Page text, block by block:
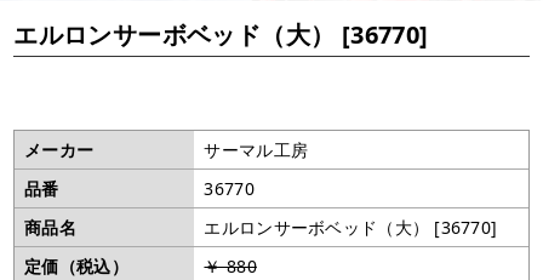
エルロンサーボベッド（大） [36770]
メーカー
サーマル工房
品番
36770
商品名
エルロンサーボベッド（大） [36770]
定価（税込）
￥ 880